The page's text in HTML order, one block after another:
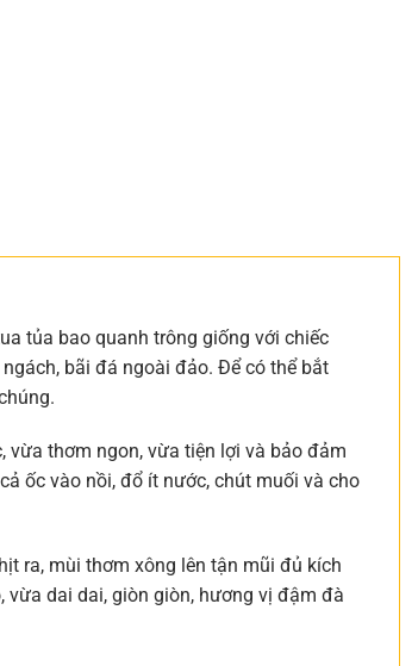
tủa bao quanh trông giống với chiếc
bãi đá ngoài đảo. Để có thể bắt
vừa thơm ngon, vừa tiện lợi và bảo đảm
ốc vào nồi, đổ ít nước, chút muối và cho
ra, mùi thơm xông lên tận mũi đủ kích
dai dai, giòn giòn, hương vị đậm đà